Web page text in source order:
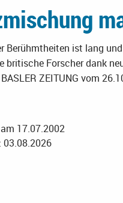
Berühmtheiten ist lang
britische Forscher dank
ZEITUNG vom
17.07.2002
03.08.2026